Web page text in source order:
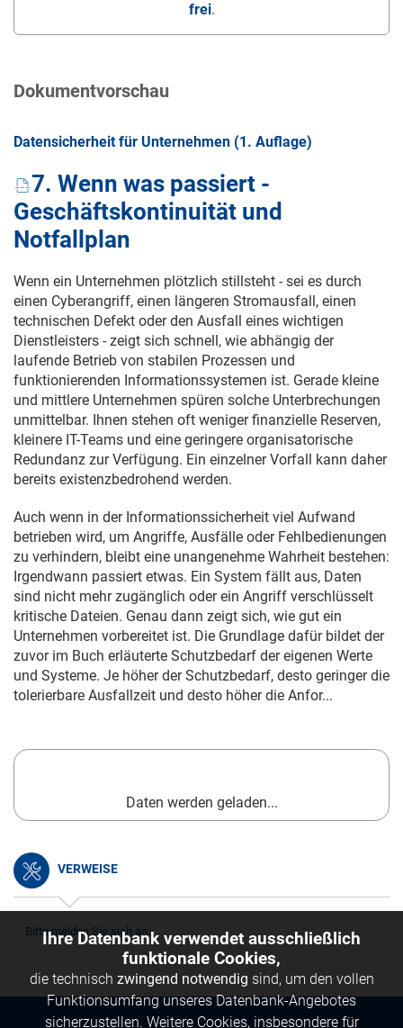
frei.
Dokumentvorschau
Datensicherheit für Unternehmen (1. Auflage)
7. Wenn was passiert -
Geschäftskontinuität und
Notfallplan
Wenn ein Unternehmen plötzlich stillsteht - sei es durch
einen Cyberangriff, einen längeren Stromausfall, einen
technischen Defekt oder den Ausfall eines wichtigen
Dienstleisters - zeigt sich schnell, wie abhängig der
laufende Betrieb von stabilen Prozessen und
funktionierenden Informationssystemen ist. Gerade kleine
und mittlere Unternehmen spüren solche Unterbrechungen
unmittelbar. Ihnen stehen oft weniger finanzielle Reserven,
kleinere IT-Teams und eine geringere organisatorische
Redundanz zur Verfügung. Ein einzelner Vorfall kann daher
bereits existenzbedrohend werden.
Auch wenn in der Informationssicherheit viel Aufwand
betrieben wird, um Angriffe, Ausfälle oder Fehlbedienungen
zu verhindern, bleibt eine unangenehme Wahrheit bestehen:
Irgendwann passiert etwas. Ein System fällt aus, Daten
sind nicht mehr zugänglich oder ein Angriff verschlüsselt
kritische Dateien. Genau dann zeigt sich, wie gut ein
Unternehmen vorbereitet ist. Die Grundlage dafür bildet der
zuvor im Buch erläuterte Schutzbedarf der eigenen Werte
und Systeme. Je höher der Schutzbedarf, desto geringer die
tolerierbare Ausfallzeit und desto höher die Anfor...
Daten werden geladen...
VERWEISE
Bitte melden Sie sich an.
Ihre Datenbank verwendet ausschließlich
funktionale Cookies,
die technisch zwingend notwendig sind, um den vollen
Funktionsumfang unseres Datenbank-Angebotes
sicherzustellen. Weitere Cookies, insbesondere für